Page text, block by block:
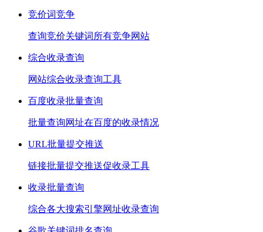
竞价词竞争
查询竞价关键词所有竞争网站
综合收录查询
网站综合收录查询工具
百度收录批量查询
批量查询网址在百度的收录情况
URL批量提交推送
链接批量提交推送促收录工具
收录批量查询
综合各大搜索引擎网址收录查询